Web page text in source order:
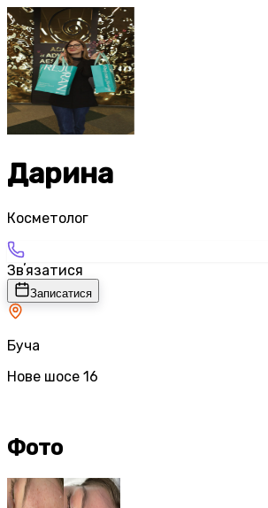
Дарина
Косметолог
Звʼязатися
Записатися
Буча
Нове шосе 16
Фото